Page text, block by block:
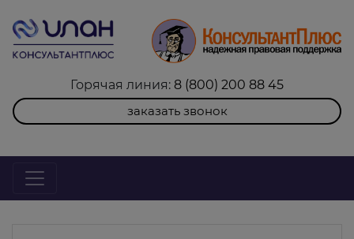
Горячая линия: 8 (800) 200 88 45
заказать звонок